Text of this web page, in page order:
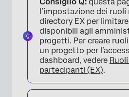
l’impostazione dei ruoli
directory EX per
disponibili agli
progetti. Per creare
un progetto per
dashboard, vedere
partecipanti (EX).